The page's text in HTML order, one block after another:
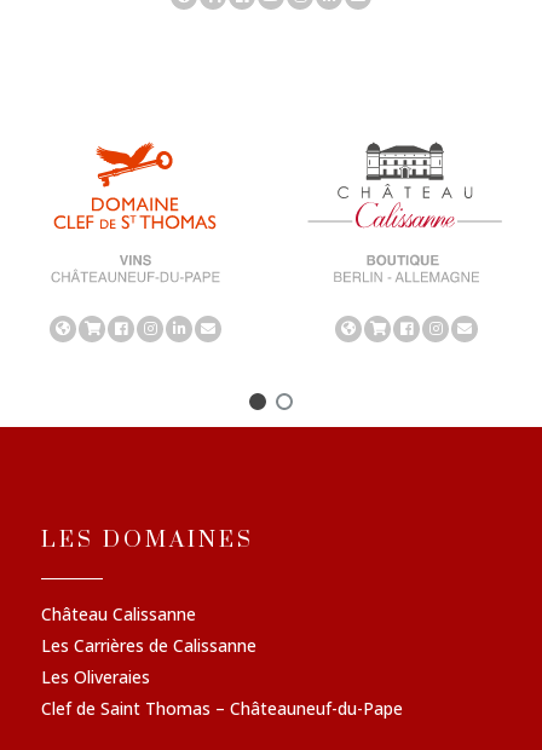
LES DOMAINES
Château Calissanne
Les Carrières de Calissanne
Les Oliveraies
Clef de Saint Thomas – Châteauneuf-du-Pape